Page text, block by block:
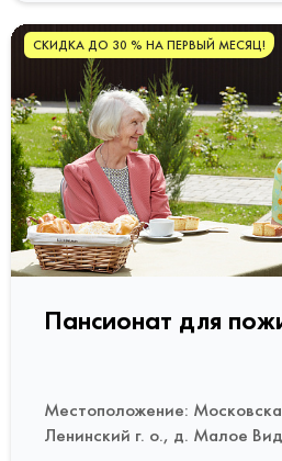
СКИДКА ДО 30 % НА ПЕРВЫЙ МЕСЯЦ!
Пансионат для
Местоположение:
Ленинский г. о., д. Малое